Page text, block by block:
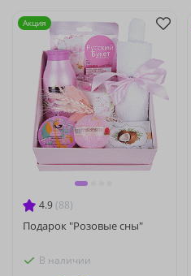
4.9 (88)
Подарок "Розовые сны"
В наличии
Акция